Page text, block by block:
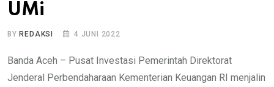
UMi
BY REDAKSI 4 JUNI 2022
Banda Aceh – Pusat Investasi Pemerintah Direktorat
Jenderal Perbendaharaan Kementerian Keuangan RI menjalin